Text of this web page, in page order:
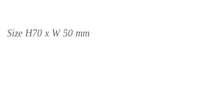
Size H70 x W 50 mm